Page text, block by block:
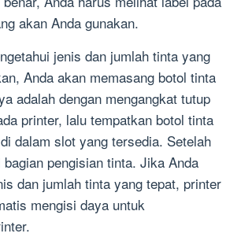
akan Anda gunakan.
jenis dan jumlah tinta yang
Anda akan memasang botol tinta
adalah dengan mengangkat tutup
printer, lalu tempatkan botol tinta
dalam slot yang tersedia. Setelah
pengisian tinta. Jika Anda
dan jumlah tinta yang tepat, printer
mengisi daya untuk